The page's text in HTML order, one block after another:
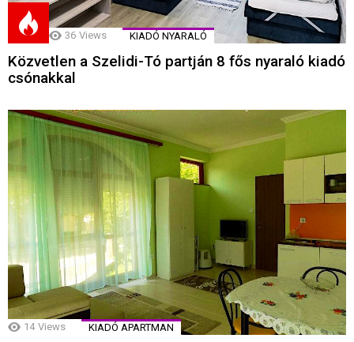
36 Views KIADÓ NYARALÓ
Közvetlen a Szelidi-Tó partján 8 fős nyaraló kiadó
csónakkal
14 Views KIADÓ APARTMAN